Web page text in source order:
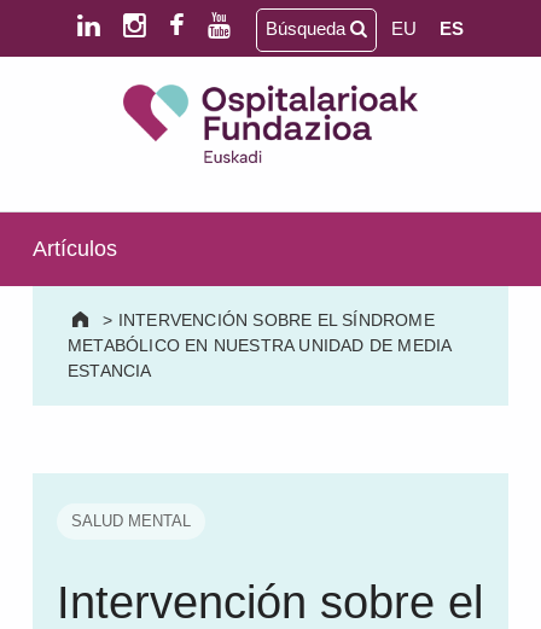
Saltar al contenido principal
Saltar al pie de página
SALUD MENTAL | DISCAPACIDAD INTELECTUAL | NEURORREHABILITACIÓN Y DAÑO CEREBRAL | PERSONA MAYOR
Búsqueda EU ES
Artículos
> INTERVENCIÓN SOBRE EL SÍNDROME
METABÓLICO EN NUESTRA UNIDAD DE MEDIA
ESTANCIA
SALUD MENTAL
Intervención sobre el